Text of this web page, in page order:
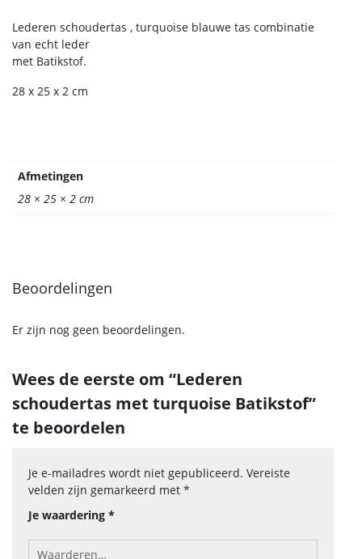
Lederen schoudertas , turquoise blauwe tas combinatie
van echt leder
met Batikstof.
28 x 25 x 2 cm
Afmetingen
28 × 25 × 2 cm
Beoordelingen
Er zijn nog geen beoordelingen.
Wees de eerste om “Lederen
schoudertas met turquoise Batikstof”
te beoordelen
Je e-mailadres wordt niet gepubliceerd. Vereiste
velden zijn gemarkeerd met *
Je waardering *